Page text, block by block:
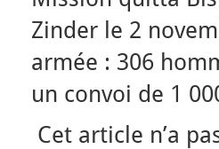
Zinder le 2
armée : 306
un convoi de 1
Cet article n’a